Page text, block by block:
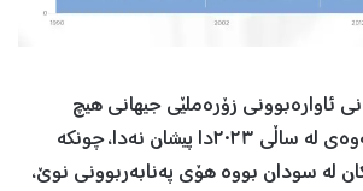
ئاوارەبوونی زۆرەملێی جیهانی هیچ
نیشانەیەکی خاوبوونەوەی لە ساڵی ٢٠٢٣دا پیشان نەدا، چونکە
لە سودان بووە هۆی پەنابەربوونی نوێ،